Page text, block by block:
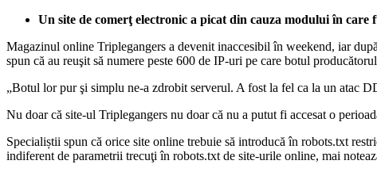
Un site de comerţ electronic a picat din cauza modului în
Magazinul online Triplegangers a devenit inaccesibil în weekend, iar
spun că au reuşit să numere peste 600 de IP-uri pe care botul
„Botul lor pur şi simplu ne-a zdrobit serverul. A fost la fel ca la un atac
Nu doar că site-ul Triplegangers nu doar că nu a putut fi accesat o
Specialiștii spun că orice site online trebuie să introducă în robots.txt
indiferent de parametrii trecuţi în robots.txt de site-urile online, mai